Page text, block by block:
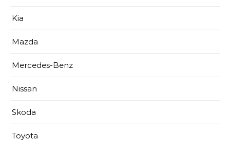
Kia
Mazda
Mercedes-Benz
Nissan
Skoda
Toyota